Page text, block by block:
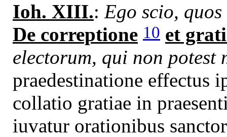
Ioh. XIII.: Ego scio,
De correptione 10 et
electorum, qui non potest
praedestinatione effectus
collatio gratiae in
iuvatur orationibus